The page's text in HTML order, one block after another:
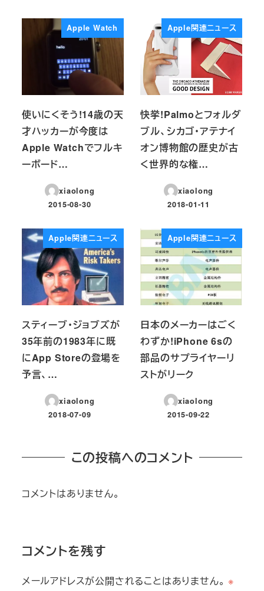
Apple Watch
使いにくそう!14歳の天
才ハッカーが今度は
Apple Watchでフルキ
ーボード…
xiaolong
投稿日
2015-08-30
Apple関連ニュース
快挙!Palmoとフォルダ
ブル、シカゴ・アテナイ
オン博物館の歴史が古
く世界的な権…
xiaolong
投稿日
2018-01-11
Apple関連ニュース
スティーブ・ジョブズが
35年前の1983年に既
にApp Storeの登場を
予言、…
xiaolong
投稿日
2018-07-09
Apple関連ニュース
日本のメーカーはごく
わずか!iPhone 6sの
部品のサプライヤーリ
ストがリーク
xiaolong
投稿日
2015-09-22
この投稿へのコメント
コメントはありません。
コメントを残す
メールアドレスが公開されることはありません。 ※